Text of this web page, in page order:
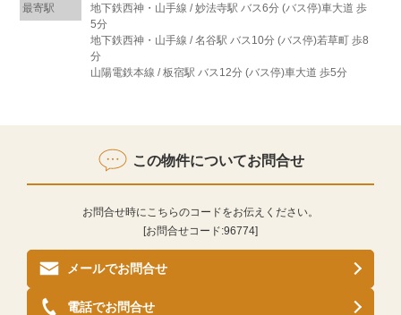
最寄駅
地下鉄西神・山手線 / 妙法寺駅 バス6分 (バス停)車大道 歩
5分
地下鉄西神・山手線 / 名谷駅 バス10分 (バス停)若草町 歩8
分
山陽電鉄本線 / 板宿駅 バス12分 (バス停)車大道 歩5分
この物件についてお問合せ
お問合せ時にこちらのコードをお伝えください。
[お問合せコード:96774]
メールでお問合せ
電話でお問合せ